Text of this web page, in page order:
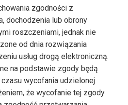
zgodności z
dochodzenia lub obrony
roszczeniami, jednak nie
od dnia rozwiązania
usług drogą elektroniczną.
na podstawie zgody będą
wycofania udzielonej
że wycofanie tej zgody